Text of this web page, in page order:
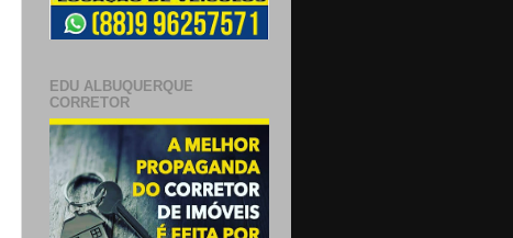
EDU ALBUQUERQUE
CORRETOR